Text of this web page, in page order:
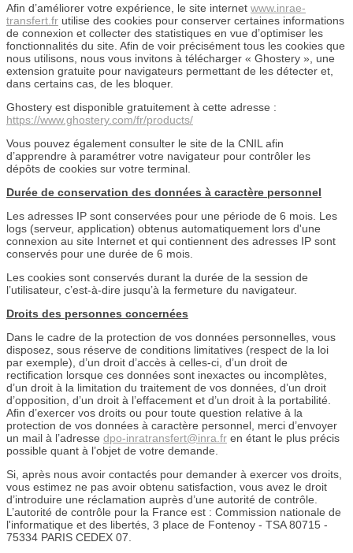
Afin d’améliorer votre expérience, le site internet www.inrae-
transfert.fr utilise des cookies pour conserver certaines informations
de connexion et collecter des statistiques en vue d’optimiser les
fonctionnalités du site. Afin de voir précisément tous les cookies que
nous utilisons, nous vous invitons à télécharger « Ghostery », une
extension gratuite pour navigateurs permettant de les détecter et,
dans certains cas, de les bloquer.
Ghostery est disponible gratuitement à cette adresse :
https://www.ghostery.com/fr/products/
Vous pouvez également consulter le site de la CNIL afin
d’apprendre à paramétrer votre navigateur pour contrôler les
dépôts de cookies sur votre terminal.
Durée de conservation des données à caractère personnel
Les adresses IP sont conservées pour une période de 6 mois. Les
logs (serveur, application) obtenus automatiquement lors d'une
connexion au site Internet et qui contiennent des adresses IP sont
conservés pour une durée de 6 mois.
Les cookies sont conservés durant la durée de la session de
l’utilisateur, c’est-à-dire jusqu’à la fermeture du navigateur.
Droits des personnes concernées
Dans le cadre de la protection de vos données personnelles, vous
disposez, sous réserve de conditions limitatives (respect de la loi
par exemple), d’un droit d’accès à celles-ci, d’un droit de
rectification lorsque ces données sont inexactes ou incomplètes,
d’un droit à la limitation du traitement de vos données, d’un droit
d’opposition, d’un droit à l’effacement et d’un droit à la portabilité.
Afin d’exercer vos droits ou pour toute question relative à la
protection de vos données à caractère personnel, merci d’envoyer
un mail à l’adresse dpo-inratransfert@inra.fr en étant le plus précis
possible quant à l’objet de votre demande.
Si, après nous avoir contactés pour demander à exercer vos droits,
vous estimez ne pas avoir obtenu satisfaction, vous avez le droit
d’introduire une réclamation auprès d’une autorité de contrôle.
L’autorité de contrôle pour la France est : Commission nationale de
l'informatique et des libertés, 3 place de Fontenoy - TSA 80715 -
75334 PARIS CEDEX 07.